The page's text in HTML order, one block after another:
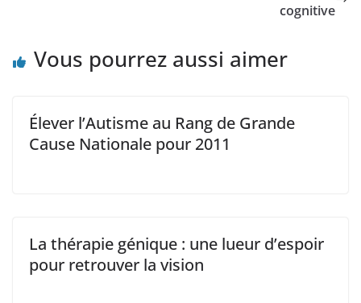
cognitive
Vous pourrez aussi aimer
Élever l’Autisme au Rang de Grande
Cause Nationale pour 2011
La thérapie génique : une lueur d’espoir
pour retrouver la vision